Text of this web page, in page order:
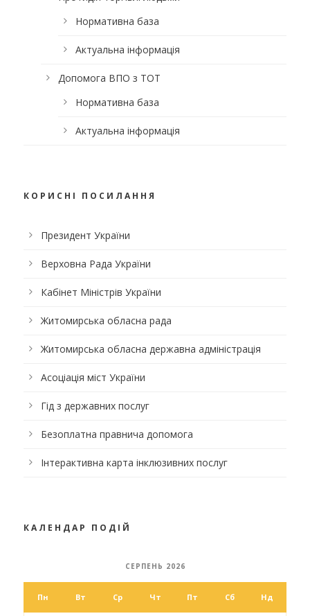
Нормативна база
Актуальна інформація
Допомога ВПО з ТОТ
Нормативна база
Актуальна інформація
КОРИСНІ ПОСИЛАННЯ
Президент України
Верховна Рада України
Кабінет Міністрів України
Житомирська обласна рада
Житомирська обласна державна адміністрація
Асоціація міст України
Гід з державних послуг
Безоплатна правнича допомога
Інтерактивна карта інклюзивних послуг
КАЛЕНДАР ПОДІЙ
СЕРПЕНЬ 2026
Пн Вт Ср Чт Пт Сб Нд